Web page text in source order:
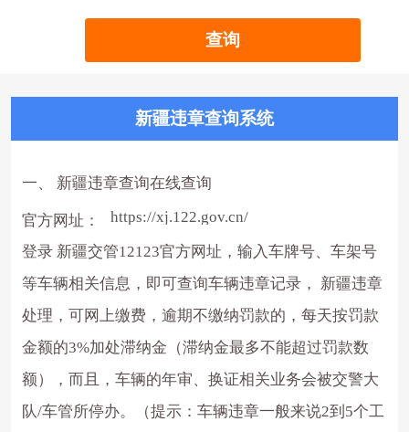
查询
新疆违章查询系统
一、 新疆违章查询在线查询
官方网址： https://xj.122.gov.cn/
登录 新疆交管12123官方网址，输入车牌号、车架号
等车辆相关信息，即可查询车辆违章记录， 新疆违章
处理，可网上缴费，逾期不缴纳罚款的，每天按罚款
金额的3%加处滞纳金（滞纳金最多不能超过罚款数
额），而且，车辆的年审、换证相关业务会被交警大
队/车管所停办。（提示：车辆违章一般来说2到5个工